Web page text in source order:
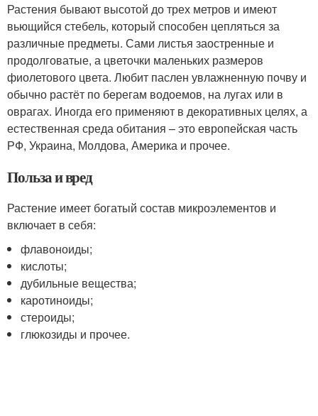
Растения бывают высотой до трех метров и имеют
вьющийся стебель, который способен цепляться за
различные предметы. Сами листья заостренные и
продолговатые, а цветочки маленьких размеров
фиолетового цвета. Любит паслен увлажненную почву и
обычно растёт по берегам водоемов, на лугах или в
оврагах. Иногда его применяют в декоративных целях, а
естественная среда обитания – это европейская часть
РФ, Украина, Молдова, Америка и прочее.
Польза и вред
Растение имеет богатый состав микроэлементов и
включает в себя:
флавоноиды;
кислоты;
дубильные вещества;
каротиноиды;
стероиды;
глюкозиды и прочее.